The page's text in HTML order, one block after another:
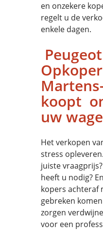
en onzekere
regelt u de
enkele dagen.
koopt
uw
Het verkopen
stress
juiste
heeft u nodig?
kopers achteraf
gebreken
zorgen
voor een